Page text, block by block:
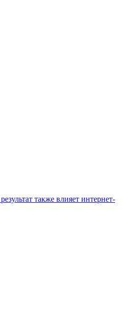
также влияет интернет-